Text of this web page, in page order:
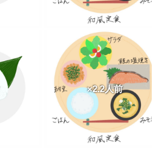
×2.2人前